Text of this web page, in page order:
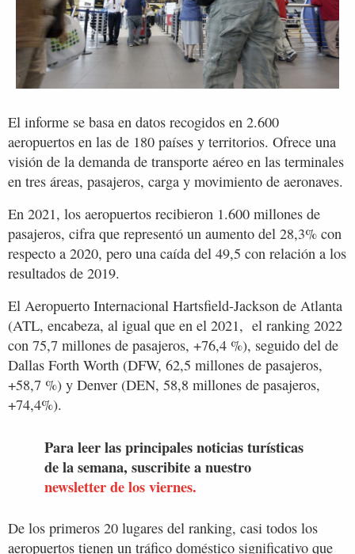
El informe se basa en datos recogidos en 2.600
aeropuertos en las de 180 países y territorios. Ofrece una
visión de la demanda de transporte aéreo en las terminales
en tres áreas, pasajeros, carga y movimiento de aeronaves.
En 2021, los aeropuertos recibieron 1.600 millones de
pasajeros, cifra que representó un aumento del 28,3% con
respecto a 2020, pero una caída del 49,5 con relación a los
resultados de 2019.
El Aeropuerto Internacional Hartsfield-Jackson de Atlanta
(ATL, encabeza, al igual que en el 2021, el ranking 2022
con 75,7 millones de pasajeros, +76,4 %), seguido del de
Dallas Forth Worth (DFW, 62,5 millones de pasajeros,
+58,7 %) y Denver (DEN, 58,8 millones de pasajeros,
+74,4%).
Para leer las principales noticias turísticas
de la semana, suscribite a nuestro
newsletter de los viernes.
De los primeros 20 lugares del ranking, casi todos los
aeropuertos tienen un tráfico doméstico significativo que